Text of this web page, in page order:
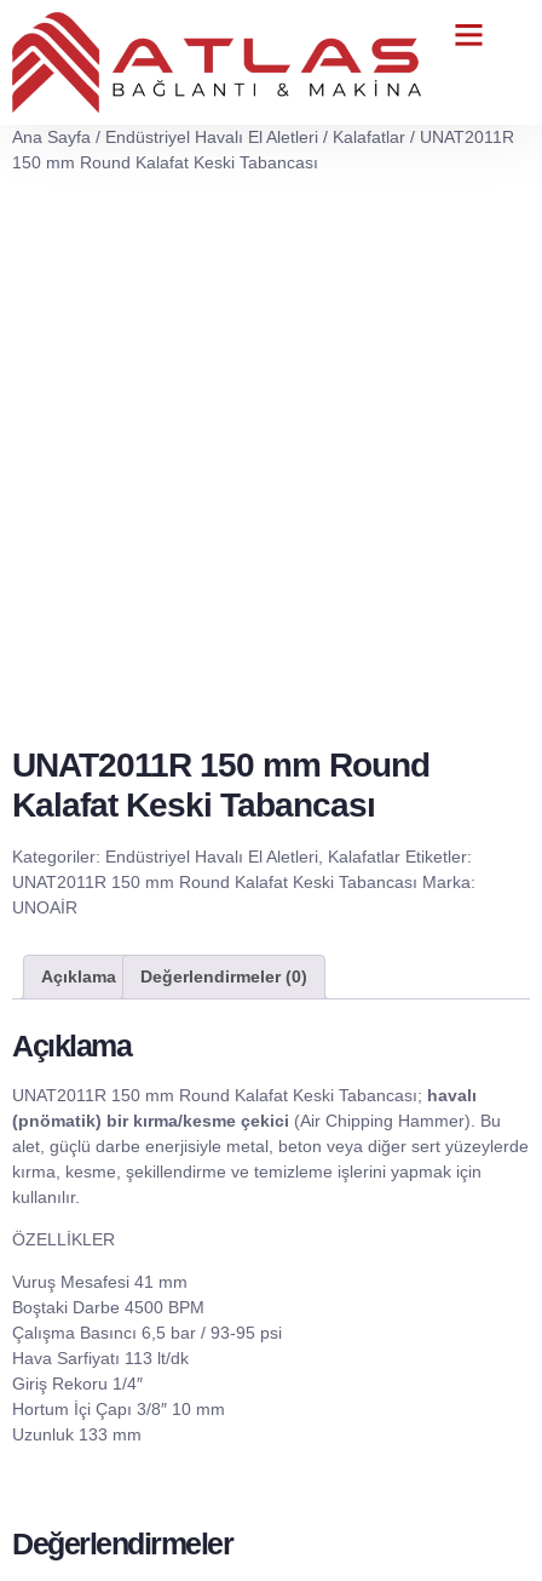
Ana Sayfa / Endüstriyel Havalı El Aletleri / Kalafatlar / UNAT2011R
150 mm Round Kalafat Keski Tabancası
UNAT2011R 150 mm Round
Kalafat Keski Tabancası
Kategoriler: Endüstriyel Havalı El Aletleri Kalafatlar Etiketler:
UNAT2011R 150 mm Round Kalafat Keski Tabancası Marka:
UNOAİR
Açıklama Değerlendirmeler (0)
Açıklama
UNAT2011R 150 mm Round Kalafat Keski Tabancası; havalı
(pnömatik) bir kırma/kesme çekici (Air Chipping Hammer). Bu
alet, güçlü darbe enerjisiyle metal, beton veya diğer sert yüzeylerde
kırma, kesme, şekillendirme ve temizleme işlerini yapmak için
kullanılır.
ÖZELLİKLER
Vuruş Mesafesi 41 mm
Boştaki Darbe 4500 BPM
Çalışma Basıncı 6,5 bar / 93-95 psi
Hava Sarfiyatı 113 lt/dk
Giriş Rekoru 1/4″
Hortum İçi Çapı 3/8″ 10 mm
Uzunluk 133 mm
Değerlendirmeler